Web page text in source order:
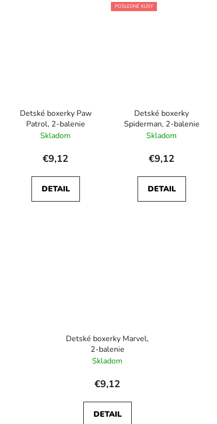
Detské boxerky Paw
Patrol, 2-balenie
Skladom
€9,12
DETAIL
POSLEDNÉ KUSY
Detské boxerky
Spiderman, 2-balenie
Skladom
€9,12
DETAIL
Detské boxerky Marvel,
2-balenie
Skladom
€9,12
DETAIL